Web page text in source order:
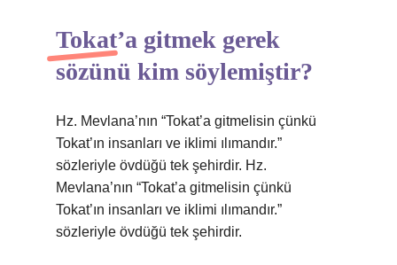
Tokat’a gitmek gerek
sözünü kim söylemiştir?
Hz. Mevlana’nın “Tokat’a gitmelisin çünkü
Tokat’ın insanları ve iklimi ılımandır.”
sözleriyle övdüğü tek şehirdir. Hz.
Mevlana’nın “Tokat’a gitmelisin çünkü
Tokat’ın insanları ve iklimi ılımandır.”
sözleriyle övdüğü tek şehirdir.